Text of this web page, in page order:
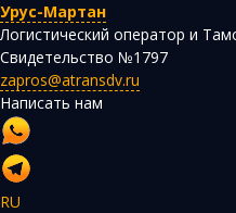
Урус-Мартан
Логистический оператор и
Свидетельство №1797
zapros@atransdv.ru
Написать нам
RU